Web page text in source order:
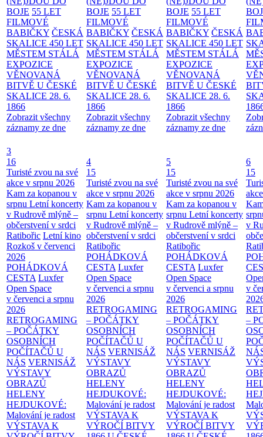
BOJE 55 LET
FILMOVÉ
BABIČKY ČESKÁ
SKALICE 450 LET
MĚSTEM STÁLÁ
EXPOZICE
VĚNOVANÁ
BITVĚ U ČESKÉ
SKALICE 28. 6.
1866
Zobrazit všechny
záznamy ze dne
BOJE 55 LET
FILMOVÉ
BABIČKY ČESKÁ
SKALICE 450 LET
MĚSTEM STÁLÁ
EXPOZICE
VĚNOVANÁ
BITVĚ U ČESKÉ
SKALICE 28. 6.
1866
Zobrazit všechny
záznamy ze dne
BOJE 55 LET
FILMOVÉ
BABIČKY ČESKÁ
SKALICE 450 LET
MĚSTEM STÁLÁ
EXPOZICE
VĚNOVANÁ
BITVĚ U ČESKÉ
SKALICE 28. 6.
1866
Zobrazit všechny
záznamy ze dne
3
16
Turisté zvou na své
akce v srpnu 2026
Kam za kopanou v
srpnu Letní koncerty
v Rudrově mlýně –
občerstvení v srdci
Ratibořic Letní kino
Rozkoš v červenci
2026
POHÁDKOVÁ
CESTA Luxfer
Open Space
v červenci a srpnu
2026
RETROGAMING
– POČÁTKY
OSOBNÍCH
POČÍTAČŮ U
NÁS VERNISÁŽ
VÝSTAVY
OBRAZŮ
HELENY
HEJDUKOVÉ:
Malování je radost
VÝSTAVA K
4
15
Turisté zvou na své
akce v srpnu 2026
Kam za kopanou v
srpnu Letní koncerty
v Rudrově mlýně –
občerstvení v srdci
Ratibořic
POHÁDKOVÁ
CESTA Luxfer
Open Space
v červenci a srpnu
2026
RETROGAMING
– POČÁTKY
OSOBNÍCH
POČÍTAČŮ U
NÁS VERNISÁŽ
VÝSTAVY
OBRAZŮ
HELENY
HEJDUKOVÉ:
Malování je radost
VÝSTAVA K
VÝROČÍ BITVY
5
15
Turisté zvou na své
akce v srpnu 2026
Kam za kopanou v
srpnu Letní koncerty
v Rudrově mlýně –
občerstvení v srdci
Ratibořic
POHÁDKOVÁ
CESTA Luxfer
Open Space
v červenci a srpnu
2026
RETROGAMING
– POČÁTKY
OSOBNÍCH
POČÍTAČŮ U
NÁS VERNISÁŽ
VÝSTAVY
OBRAZŮ
HELENY
HEJDUKOVÉ:
Malování je radost
VÝSTAVA K
VÝROČÍ BITVY
6
15
v
v
–